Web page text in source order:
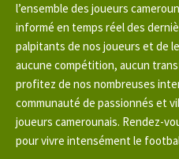
l’ensemble des joueurs
informé en temps réel des
palpitants de nos joueurs et de
aucune compétition, aucun
profitez de nos nombreuses
communauté de passionnés et
joueurs camerounais. Rendez-
pour vivre intensément le